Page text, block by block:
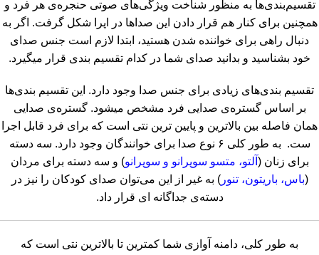
تقسیم‌بندی‌ها به منظور شناخت ویژگی‌های صوتی حنجره‌ی هر فرد و
همچنین برای کنار هم قرار دادن این صداها در اپرا شکل گرفت. اگر به
دنبال راهی برای خواننده شدن هستید، ابتدا لازم است جنس صدای
خود بشناسید و بدانید صدای شما در کدام تقسیم بندی قرار میگیرد.
تقسیم بندی‌های زیادی برای جنس صدا وجود دارد. این تقسیم ‌بندی‌ها
بر اساس گستره‌ی صدایی فرد مشخص میشود. گستره‌ی صدایی
همان فاصله بین بالاترین و پایین ترین نتی است که برای فرد قابل اجرا
ست. به طور کلی ۶ نوع صدا برای خوانندگان وجود دارد. سه دسته
برای زنان ( آلتو، متسو سوپرانو و سوپرانو) و سه دسته برای مردان
(باس، باریتون، تنور) به غیر از این می‌توان صدای کودکان را نیز در
دسته‌ی جداگانه ای قرار داد.
به طور کلی، دامنه آوازی شما کمترین تا بالاترین نتی است که